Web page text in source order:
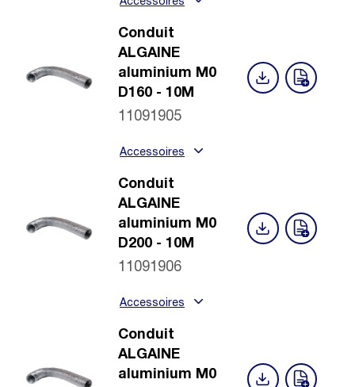
Accessoires
Conduit
ALGAINE
aluminium M0
D160 - 10M
11091905
Accessoires
Conduit
ALGAINE
aluminium M0
D200 - 10M
11091906
Accessoires
Conduit
ALGAINE
aluminium M0